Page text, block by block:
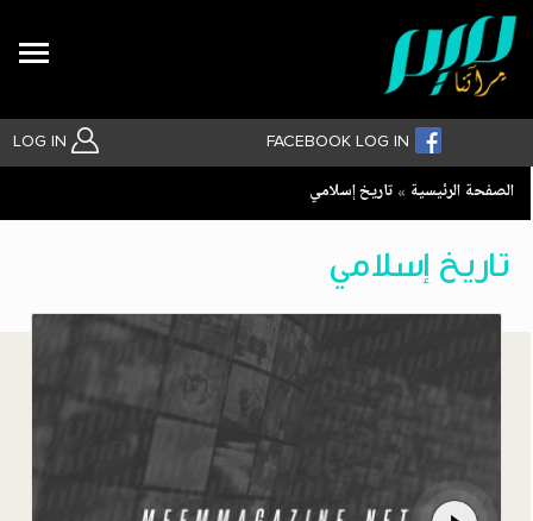
LOG IN FACEBOOK LOG IN
Breadcrumb
الصفحة الرئيسية تاريخ إسلامي
تاريخ إسلامي